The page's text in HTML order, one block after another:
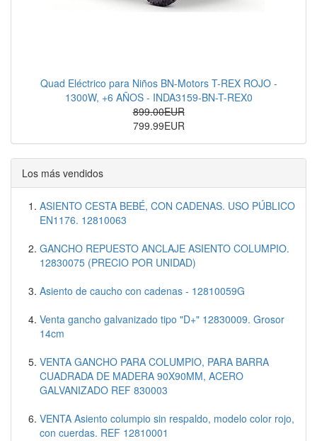
Quad Eléctrico para Niños BN-Motors T-REX ROJO -
1300W, +6 AÑOS - INDA3159-BN-T-REX0
899.00EUR
799.99EUR
Los más vendidos
ASIENTO CESTA BEBÉ, CON CADENAS. USO PÚBLICO
EN1176. 12810063
GANCHO REPUESTO ANCLAJE ASIENTO COLUMPIO.
12830075 (PRECIO POR UNIDAD)
Asiento de caucho con cadenas - 12810059G
Venta gancho galvanizado tipo "D+" 12830009. Grosor
14cm
VENTA GANCHO PARA COLUMPIO, PARA BARRA
CUADRADA DE MADERA 90X90MM, ACERO
GALVANIZADO REF 830003
VENTA Asiento columpio sin respaldo, modelo color rojo,
con cuerdas. REF 12810001